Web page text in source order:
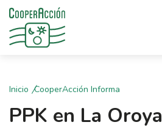
Inicio CooperAcción Informa
PPK en La Oroya